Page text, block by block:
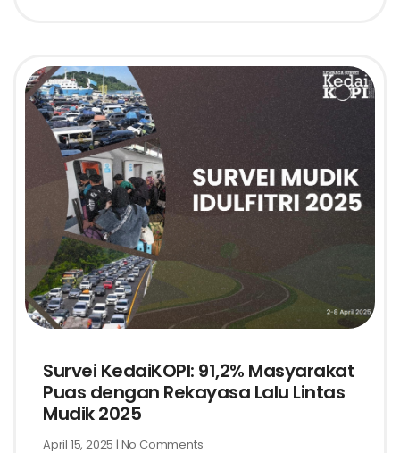
Survei KedaiKOPI: 91,2% Masyarakat
Puas dengan Rekayasa Lalu Lintas
Mudik 2025
April 15, 2025 No Comments